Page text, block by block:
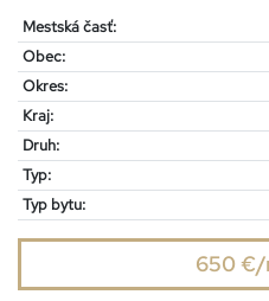
Mestská časť:
Obec:
Okres:
Kraj:
Druh:
Typ:
Typ bytu:
650 €/